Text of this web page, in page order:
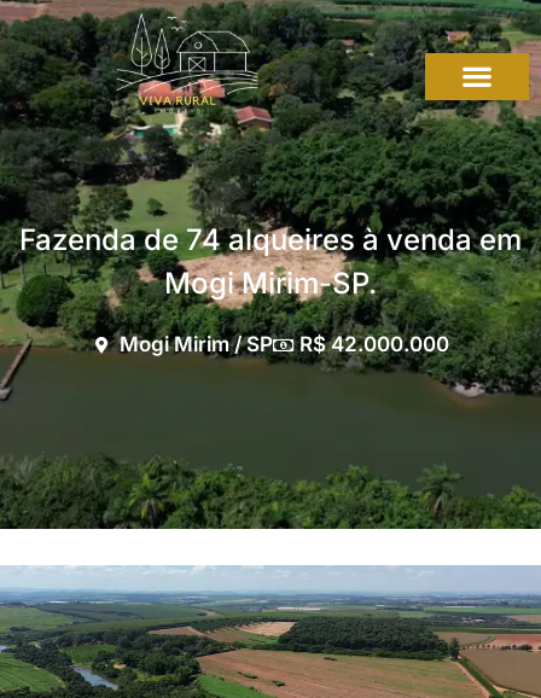
Fazenda de 74 alqueires à venda em
Mogi Mirim-SP.
Mogi Mirim / SP R$ 42.000.000